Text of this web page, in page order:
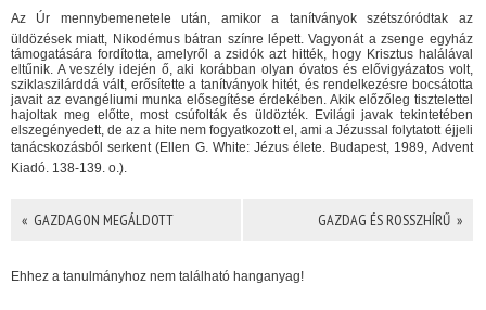
Az Úr mennybemenetele után, amikor a tanítványok szétszóródtak az
üldözések miatt, Nikodémus bátran színre lépett. Vagyonát a zsenge egyház
támogatására fordította, amelyről a zsidók azt hitték, hogy Krisztus halálával
eltűnik. A veszély idején ő, aki korábban olyan óvatos és elővigyázatos volt,
sziklaszilárddá vált, erősítette a tanítványok hitét, és rendelkezésre bocsátotta
javait az evangéliumi munka elősegítése érdekében. Akik előzőleg tisztelettel
hajoltak meg előtte, most csúfolták és üldözték. Evilági javak tekintetében
elszegényedett, de az a hite nem fogyatkozott el, ami a Jézussal folytatott éjjeli
tanácskozásból serkent (Ellen G. White: Jézus élete. Budapest, 1989, Advent
Kiadó. 138-139. o.).
« GAZDAGON MEGÁLDOTT GAZDAG ÉS ROSSZHÍRŰ »
Ehhez a tanulmányhoz nem található hanganyag!